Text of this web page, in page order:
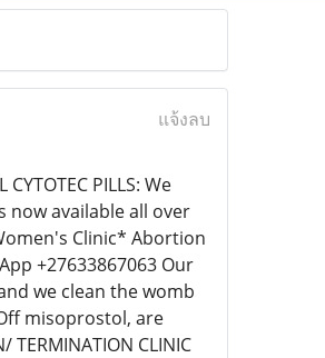
แจ้งลบ
PILLS: We
now available all over
Clinic* Abortion
+27633867063 Our
we clean the womb
misoprostol, are
CLINIC